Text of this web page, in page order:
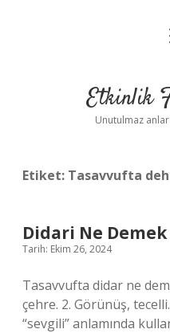
Etkinlik
Unutulmaz
Etiket: Tasavvufta
Didari Ne Demek
Tarih: Ekim 26, 2024
Tasavvufta didar ne
çehre. 2. Görünüş,
“sevgili” anlamında